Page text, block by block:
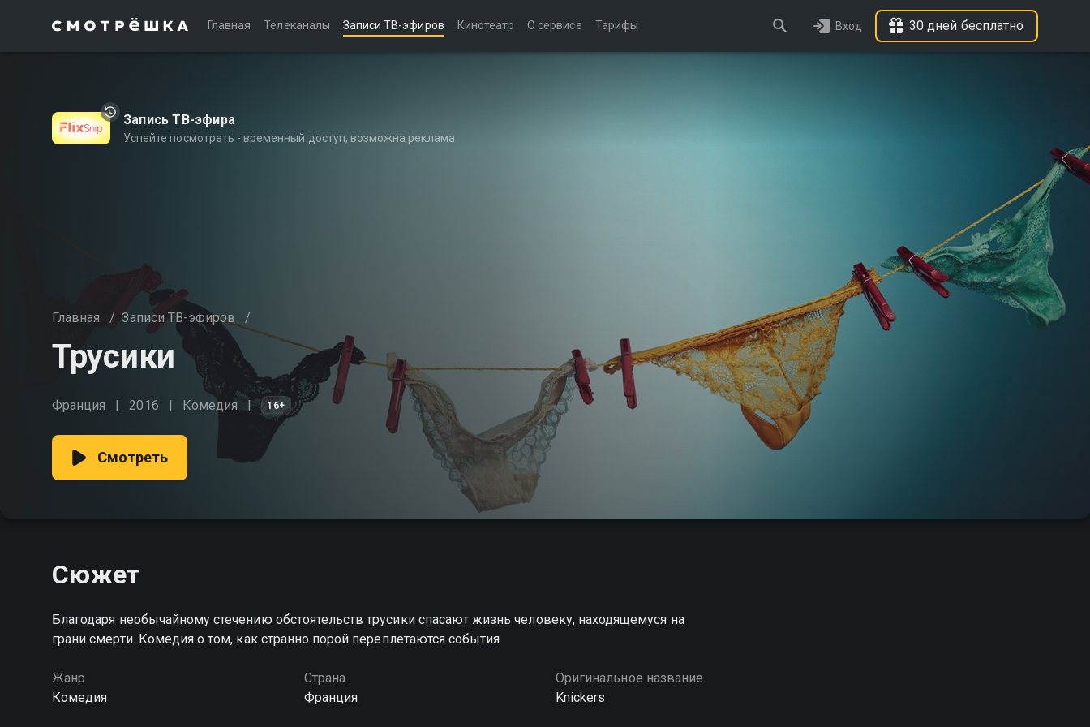
Главная Телеканалы Записи ТВ-эфиров Кинотеатр О сервисе Тарифы Вход 30 дней бесплатно
Запись ТВ-эфира
Успейте посмотреть - временный доступ, возможна реклама
Главная / Записи ТВ-эфиров /
Трусики
Франция 2016 Комедия 16+
Смотреть
Сюжет
Благодаря необычайному стечению обстоятельств трусики спасают жизнь человеку, находящемуся на
грани смерти. Комедия о том, как странно порой переплетаются события
Жанр
Комедия
Страна
Франция
Оригинальное название
Knickers